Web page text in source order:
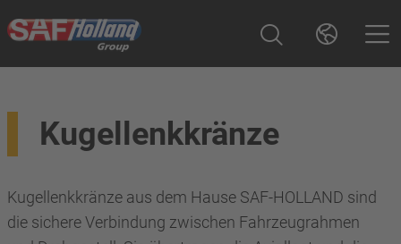
Kugellenkkränze
Kugellenkkränze aus dem Hause SAF-HOLLAND sind
die sichere Verbindung zwischen Fahrzeugrahmen